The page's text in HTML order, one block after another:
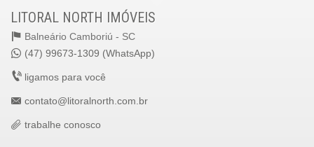
LITORAL NORTH IMÓVEIS
Balneário Camboriú - SC
(47) 99673-1309 (WhatsApp)
ligamos para você
contato@litoralnorth.com.br
trabalhe conosco